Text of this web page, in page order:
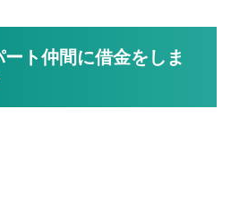
ト仲間に借金をしま